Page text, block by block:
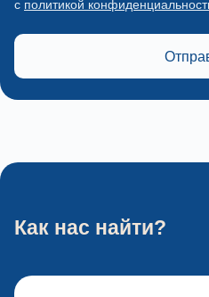
с политикой
Как нас найти?